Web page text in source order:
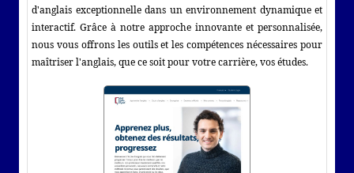
d'anglais exceptionnelle dans un environnement dynamique et
interactif. Grâce à notre approche innovante et personnalisée,
nous vous offrons les outils et les compétences nécessaires pour
maîtriser l'anglais, que ce soit pour votre carrière, vos études.